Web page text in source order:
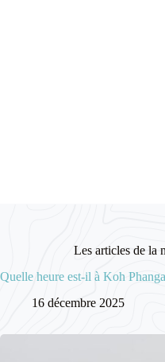
Les articles de la
Quelle heure est-il à Koh
16 décembre 2025